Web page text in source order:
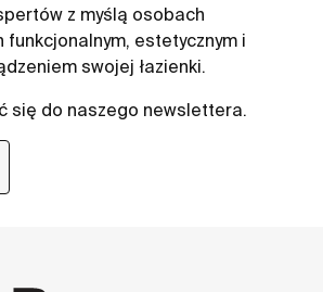
z myślą osobach
funkcjonalnym, estetycznym i
swojej łazienki.
się do naszego newslettera.